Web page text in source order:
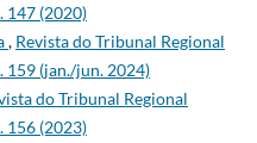
147 (2020)
, Revista do Tribunal Regional
159 (jan./jun. 2024)
do Tribunal Regional
156 (2023)